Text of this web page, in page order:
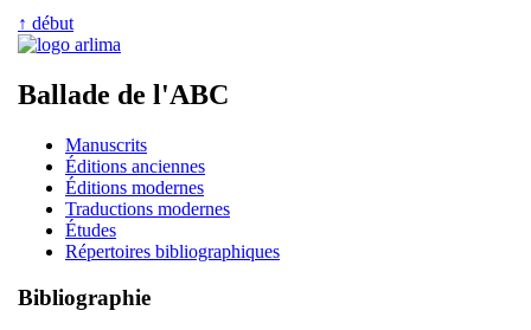
↑ début
Ballade de l'ABC
Manuscrits
Éditions anciennes
Éditions modernes
Traductions modernes
Études
Répertoires bibliographiques
Bibliographie